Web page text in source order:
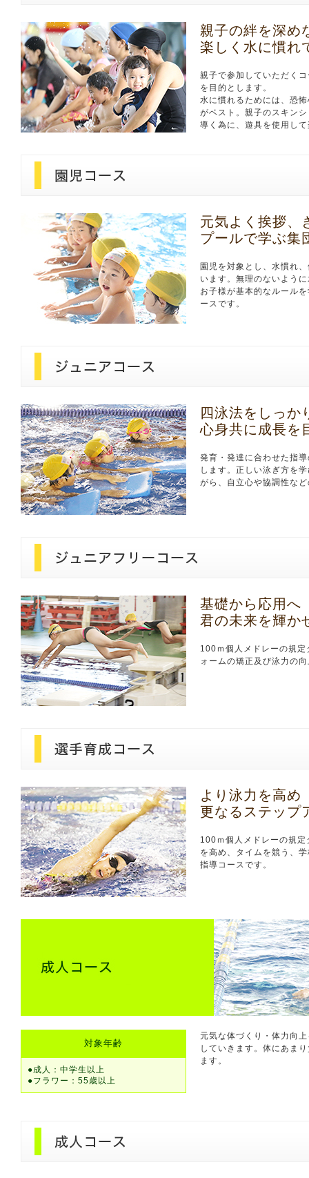
親子の絆を深め
楽しく水に慣れ
親子で参加していただく
を目的とします。
水に慣れるためには、恐
がベスト。親子のスキン
導く為に、遊具を使用し
元気よく挨拶、
プールで学ぶ集
園児を対象とし、水慣れ
います。無理のないよう
お子様が基本的なルール
ースです。
四泳法をしっか
心身共に成長を
発育・発達に合わせた指
します。正しい泳ぎ方を
がら、自立心や協調性な
基礎から応用へ
君の未来を輝か
100ｍ個人メドレーの規
ォームの矯正及び泳力の
より泳力を高め
更なるステップ
100ｍ個人メドレーの規
を高め、タイムを競う、
指導コースです。
対象年齢
●成人：中学生以上
●フラワー：55歳以上
元気な体づくり・体力向
していきます。体にあま
ます。